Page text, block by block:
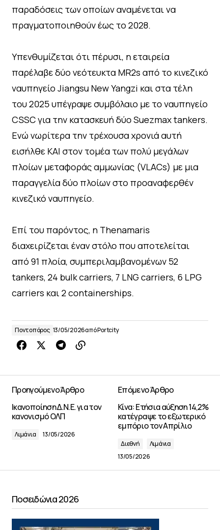
παραδόσεις των οποίων αναμένεται να
πραγματοποιηθούν έως το 2028.
Υπενθυμίζεται ότι πέρυσι, η εταιρεία
παρέλαβε δύο νεότευκτα MR2s από το κινεζικό
ναυπηγείο Jiangsu New Yangzi και στα τέλη
του 2025 υπέγραψε συμβόλαιο με το ναυπηγείο
CSSC για την κατασκευή δύο Suezmax tankers.
Ενώ νωρίτερα την τρέχουσα χρονιά αυτή
εισήλθε ΚΑΙ στον τομέα των πολύ μεγάλων
πλοίων μεταφοράς αμμωνίας (VLACs) με μια
παραγγελία δύο πλοίων στο προαναφερθέν
κινεζικό ναυπηγείο.
Επί του παρόντος, η Thenamaris
διαχειρίζεται έναν στόλο που αποτελείται
από 91 πλοία, συμπεριλαμβανομένων 52
tankers, 24 bulk carriers, 7 LNG carriers, 6 LPG
carriers και 2 containerships.
Ποντοπόρος 13/05/2026απόPortcity
Προηγούμενο Άρθρο
Ικανοποίηση Δ.Ν.Ε. για τον
κανονισμό ΟΛΠ
Λιμάνια 13/05/2026
Επόμενο Άρθρο
Κίνα: Ετήσια αύξηση 14,2%
κατέγραψε το εξωτερικό
εμπόριο τον Απρίλιο
Διεθνή
Λιμάνια
13/05/2026
Ποσειδώνια 2026